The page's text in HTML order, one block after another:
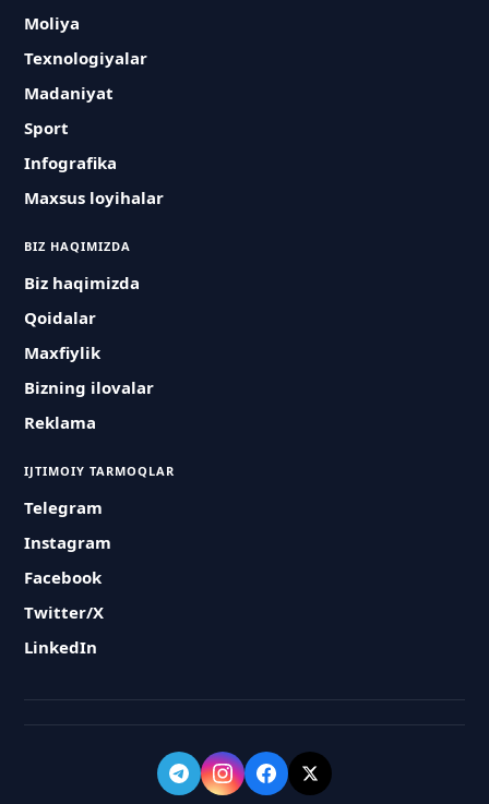
Moliya
Texnologiyalar
Madaniyat
Sport
Infografika
Maxsus loyihalar
BIZ HAQIMIZDA
Biz haqimizda
Qoidalar
Maxfiylik
Bizning ilovalar
Reklama
IJTIMOIY TARMOQLAR
Telegram
Instagram
Facebook
Twitter/X
LinkedIn